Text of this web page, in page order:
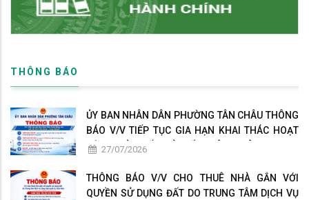
THÔNG BÁO
ỦY BAN NHÂN DÂN PHƯỜNG TÂN CHÂU THÔNG
BÁO V/V TIẾP TỤC GIA HẠN KHAI THÁC HOẠT
ĐỘNG CỦA BẾN ĐÒ SỐ 2 TÂN CHÂU - LONG
27/07/2026
THÔNG BÁO V/V CHO THUÊ NHÀ GẮN VỚI
QUYỀN SỬ DỤNG ĐẤT DO TRUNG TÂM DỊCH VỤ